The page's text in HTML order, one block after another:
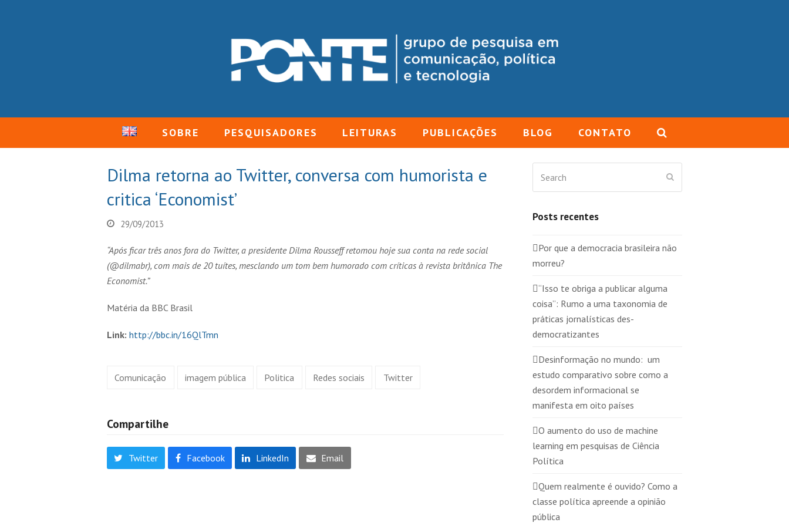
SOBRE PESQUISADORES LEITURAS PUBLICAÇÕES BLOG CONTATO
Dilma retorna ao Twitter, conversa com humorista e
critica ‘Economist’
29/09/2013
“Após ficar três anos fora do Twitter, a presidente Dilma Rousseff retomou hoje sua conta na rede social
(@dilmabr), com mais de 20 tuítes, mesclando um tom bem humorado com críticas à revista britânica The
Economist.”
Matéria da BBC Brasil
Link: http://bbc.in/16QlTmn
Comunicação imagem pública Politica Redes sociais Twitter
Compartilhe
Twitter Facebook LinkedIn Email
Posts recentes
Por que a democracia brasileira não
morreu?
“Isso te obriga a publicar alguma
coisa”: Rumo a uma taxonomia de
práticas jornalísticas des-
democratizantes
Desinformação no mundo: um
estudo comparativo sobre como a
desordem informacional se
manifesta em oito países
O aumento do uso de machine
learning em pesquisas de Ciência
Política
Quem realmente é ouvido? Como a
classe política apreende a opinião
pública